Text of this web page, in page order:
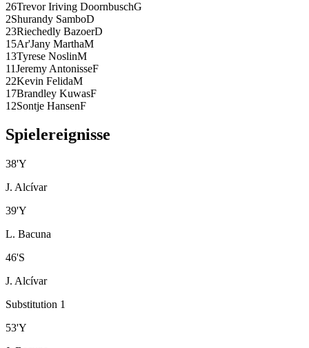
26Trevor Iriving DoornbuschG
2Shurandy SamboD
23Riechedly BazoerD
15Ar'Jany MarthaM
13Tyrese NoslinM
11Jeremy AntonisseF
22Kevin FelidaM
17Brandley KuwasF
12Sontje HansenF
Spielereignisse
38'Y
J. Alcívar
39'Y
L. Bacuna
46'S
J. Alcívar
Substitution 1
53'Y